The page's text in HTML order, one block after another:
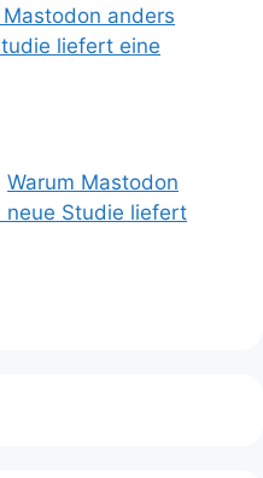
Mastodon anders
liefert eine
Warum Mastodon
neue Studie liefert